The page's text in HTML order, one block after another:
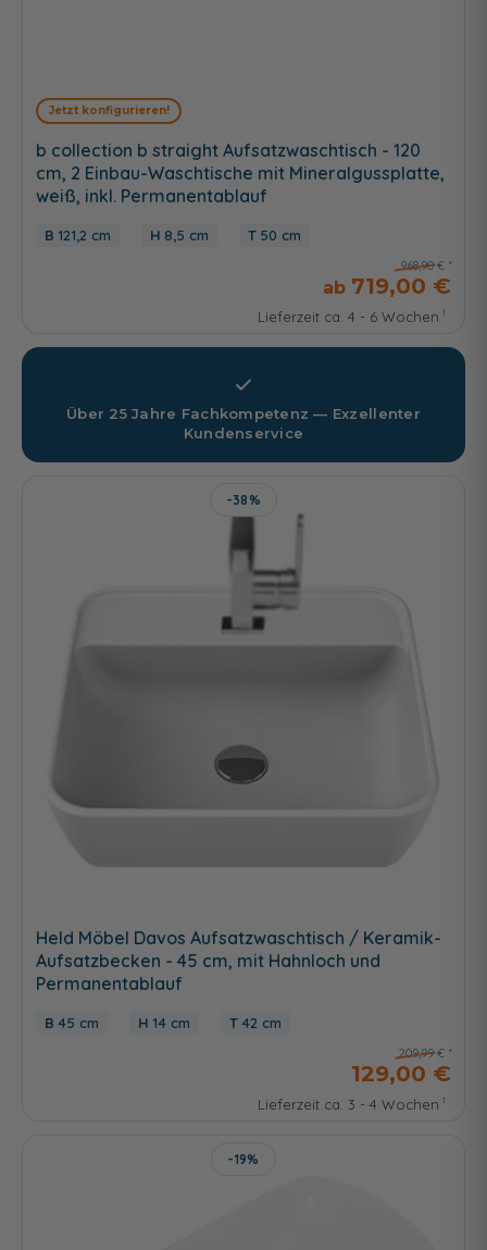
Jetzt konfigurieren!
b collection b straight Aufsatzwaschtisch - 120
cm, 2 Einbau-Waschtische mit Mineralgussplatte,
weiß, inkl. Permanentablauf
121,2 cm 8,5 cm 50 cm
968,90 €
719,00 €
Lieferzeit ca. 4 - 6 Wochen
Über 25 Jahre Fachkompetenz — Exzellenter
Kundenservice
-38%
Held Möbel Davos Aufsatzwaschtisch / Keramik-
Aufsatzbecken - 45 cm, mit Hahnloch und
Permanentablauf
45 cm 14 cm 42 cm
209,99 €
129,00 €
Lieferzeit ca. 3 - 4 Wochen
-19%